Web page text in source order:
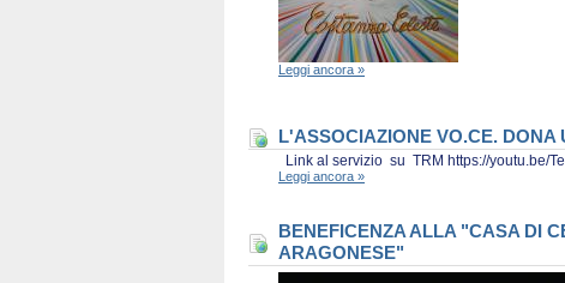
Leggi ancora »
L'ASSOCIAZIONE VO.CE.
Link al servizio su TRM https://
Leggi ancora »
BENEFICENZA ALLA "CASA DI
ARAGONESE"